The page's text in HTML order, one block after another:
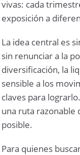
vivas: cada
exposición a
La idea central es
sin renunciar a la
diversificación, la
sensible a los
claves para
una ruta razonable
posible.
Para quienes